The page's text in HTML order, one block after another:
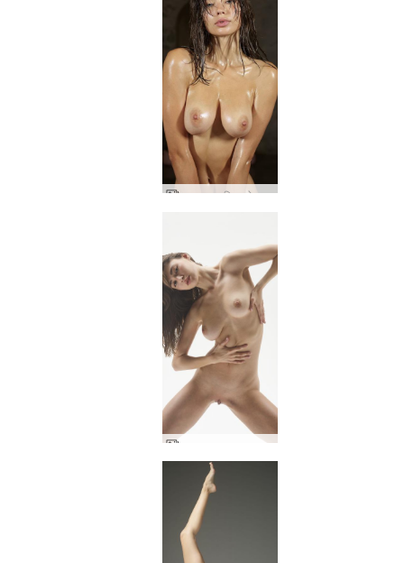
अन्ना एल पवित्र सेक्स प्रतीक
अन्ना एल उत्तम नग्न शरीर